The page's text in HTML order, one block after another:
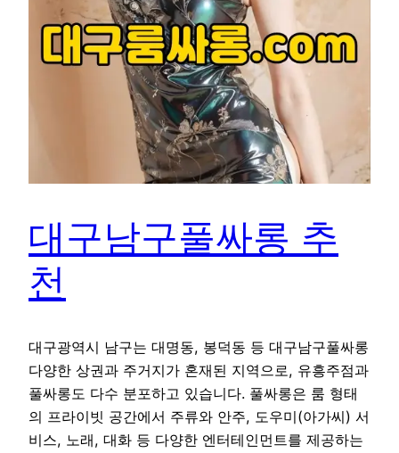
대구남구풀싸롱 추
천
대구광역시 남구는 대명동, 봉덕동 등 대구남구풀싸롱
다양한 상권과 주거지가 혼재된 지역으로, 유흥주점과
풀싸롱도 다수 분포하고 있습니다. 풀싸롱은 룸 형태
의 프라이빗 공간에서 주류와 안주, 도우미(아가씨) 서
비스, 노래, 대화 등 다양한 엔터테인먼트를 제공하는